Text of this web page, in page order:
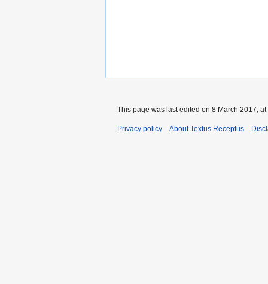
This page was last edited on 8 March 2017, at
Privacy policy About Textus Receptus